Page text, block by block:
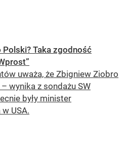
Taka zgodność
uważa, że Zbigniew Ziobro
wynika z sondażu SW
były minister
USA.